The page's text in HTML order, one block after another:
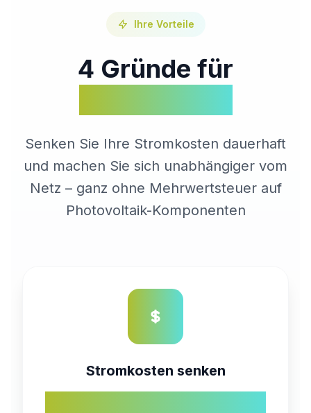
Ihre Vorteile
4 Gründe für
Senken Sie Ihre Stromkosten dauerhaft
und machen Sie sich unabhängiger vom
Netz – ganz ohne Mehrwertsteuer auf
Photovoltaik-Komponenten
Stromkosten senken